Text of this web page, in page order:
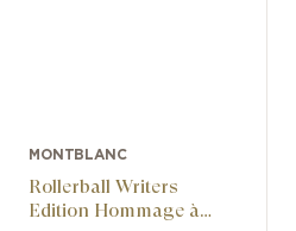
MONTBLANC
Rollerball Writers
Edition Hommage à